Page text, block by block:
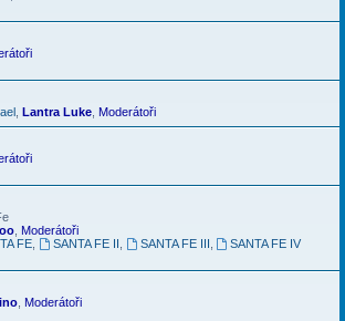
Lantra Luke Moderátoři
Moderátoři
FE, SANTA FE II SANTA FE III
SANTA FE IV
Moderátoři